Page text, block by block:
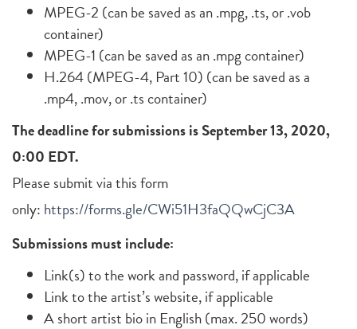
MPEG-2 (can be saved as an .mpg, .ts, or .vob
container)
MPEG-1 (can be saved as an .mpg container)
H.264 (MPEG-4, Part 10) (can be saved as a
.mp4, .mov, or .ts container)
The deadline for submissions is September 13, 2020,
0:00 EDT.
Please submit via this form
only: https://forms.gle/CWi51H3faQQwCjC3A
Submissions must include:
Link(s) to the work and password, if applicable
Link to the artist’s website, if applicable
A short artist bio in English (max. 250 words)